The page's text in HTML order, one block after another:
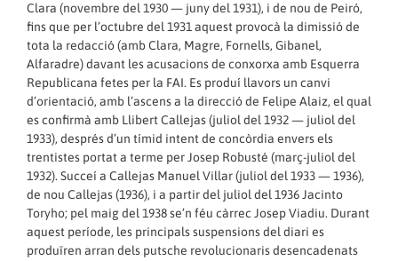
Clara (novembre del 1930 — juny del 1931), i de nou de Peiró,
fins que per l’octubre del 1931 aquest provocà la dimissió de
tota la redacció (amb Clara, Magre, Fornells, Gibanel,
Alfaradre) davant les acusacions de conxorxa amb Esquerra
Republicana fetes per la FAI. Es produí llavors un canvi
d’orientació, amb l’ascens a la direcció de Felipe Alaiz, el qual
es confirmà amb Llibert Callejas (juliol del 1932 — juliol del
1933), després d’un tímid intent de concòrdia envers els
trentistes portat a terme per Josep Robusté (març-juliol del
1932). Succeí a Callejas Manuel Villar (juliol del 1933 — 1936),
de nou Callejas (1936), i a partir del juliol del 1936 Jacinto
Toryho; pel maig del 1938 se’n féu càrrec Josep Viadiu. Durant
aquest període, les principals suspensions del diari es
produïren arran dels putsche revolucionaris desencadenats